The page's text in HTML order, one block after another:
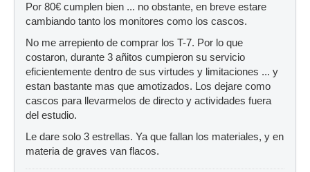
Por 80€ cumplen bien ... no obstante, en breve estare
cambiando tanto los monitores como los cascos.
No me arrepiento de comprar los T-7. Por lo que
costaron, durante 3 añitos cumpieron su servicio
eficientemente dentro de sus virtudes y limitaciones ... y
estan bastante mas que amotizados. Los dejare como
cascos para llevarmelos de directo y actividades fuera
del estudio.
Le dare solo 3 estrellas. Ya que fallan los materiales, y en
materia de graves van flacos.